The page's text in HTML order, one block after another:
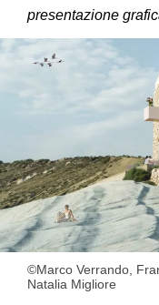
presentazione
©Marco Verrando,
Natalia Migliore